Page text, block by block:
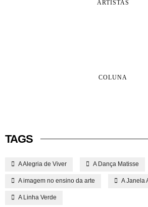
ARTISTAS
COLUNA
TAGS
A Alegria de Viver A Dança Matisse
A imagem no ensino da arte A Janela
A Linha Verde